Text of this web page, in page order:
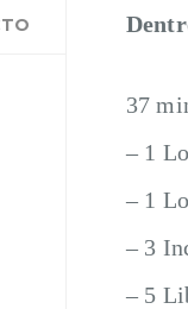
37
– 1
– 1
– 3
– 5